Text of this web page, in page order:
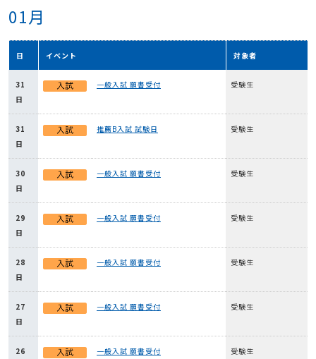
01月
日 イベント 対象者
31
日
一般入試 願書受付 受験生
31
日
推薦B入試 試験日 受験生
30
日
一般入試 願書受付 受験生
29
日
一般入試 願書受付 受験生
28
日
一般入試 願書受付 受験生
27
日
一般入試 願書受付 受験生
26
一般入試 願書受付 受験生